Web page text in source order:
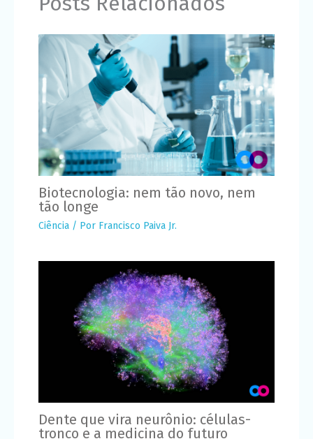
Biotecnologia: nem tão novo, nem
tão longe
Ciência / Por Francisco Paiva Jr.
Dente que vira neurônio: células-
tronco e a medicina do futuro